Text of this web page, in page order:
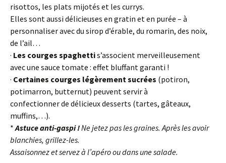
risottos, les plats mijotés et les currys.
Elles sont aussi délicieuses en gratin et en purée – à
personnaliser avec du sirop d’érable, du romarin, des noix,
de l’ail…
· Les courges spaghettis’associent merveilleusement
avec une sauce tomate : effet bluffant garanti !
· Certaines courges légèrement sucrées (potiron,
potimarron, butternut) peuvent servir à
confectionner de délicieux desserts (tartes, gâteaux,
muffins,…).
*Astuce anti-gaspi !Ne jetez pas les graines. Après les avoir
blanchies, grillez-les.
Assaisonnez et servez à l’apéro ou dans une salade.